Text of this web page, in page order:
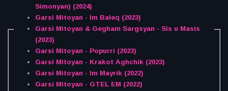
Simonyan) (2024)
Garsi Mitoyan - Im Baleq (2023)
Garsi Mitoyan & Gegham Sargsyan - Sis u Masis
(2023)
Garsi Mitoyan - Popurri (2023)
Garsi Mitoyan - Krakot Aghchik (2023)
Garsi Mitoyan - Im Mayrik (2022)
Garsi Mitoyan - GTEL EM (2022)